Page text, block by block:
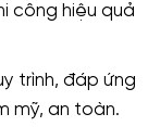
công hiệu quả
trình, đáp ứng
mỹ, an toàn.